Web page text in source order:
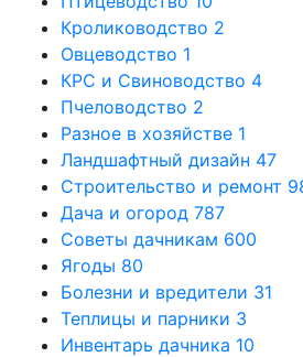
Кролиководство 2
Овцеводство 1
КРС и Свиноводство 4
Пчеловодство 2
Разное в хозяйстве 1
Ландшафтный дизайн 47
Строительство и ремонт
Дача и огород 787
Советы дачникам 600
Ягоды 80
Болезни и вредители 31
Теплицы и парники 3
Инвентарь дачника 10